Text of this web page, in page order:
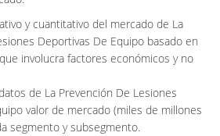
y cuantitativo del mercado de La
Deportivas De Equipo basado en
involucra factores económicos y no
de La Prevención De Lesiones
valor de mercado (miles de millones
segmento y subsegmento.